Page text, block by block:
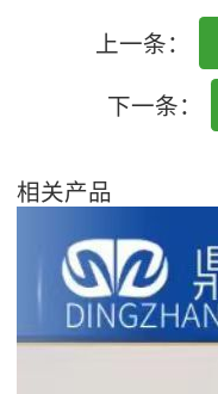
上一条：
下一条：
相关产品